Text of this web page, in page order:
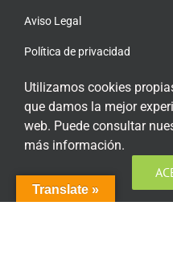
Aviso Legal
Política de privacidad
Política de privacidad Redes
Política de cookies
Condiciones generales de
Acceso plataforma de
Translate »
Utilizamos cookies
que damos la mejor
web. Puede consultar
más información.